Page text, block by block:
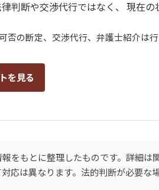
判断や交渉代行ではなく、 現在
否の断定、交渉代行、弁護士紹介は行
を見る
をもとに整理したものです。詳細は
応は異なります。法的判断が必要な